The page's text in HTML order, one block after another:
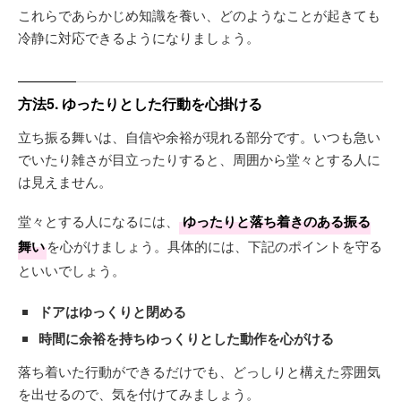
これらであらかじめ知識を養い、どのようなことが起きても
冷静に対応できるようになりましょう。
方法5. ゆったりとした行動を心掛ける
立ち振る舞いは、自信や余裕が現れる部分です。いつも急い
でいたり雑さが目立ったりすると、周囲から堂々とする人に
は見えません。
堂々とする人になるには、
ゆったりと落ち着きのある振る
舞いを心がけましょう。具体的には、下記のポイントを守る
といいでしょう。
ドアはゆっくりと閉める
時間に余裕を持ちゆっくりとした動作を心がける
落ち着いた行動ができるだけでも、どっしりと構えた雰囲気
を出せるので、気を付けてみましょう。